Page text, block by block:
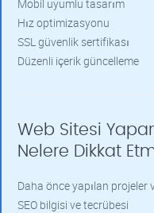
Mobil uyumlu tasarım
Hız optimizasyonu
SSL güvenlik sertifikası
Düzenli içerik güncelleme
Web Sitesi
Nelere Dikkat
Daha önce yapılan projeler
SEO bilgisi ve tecrübesi